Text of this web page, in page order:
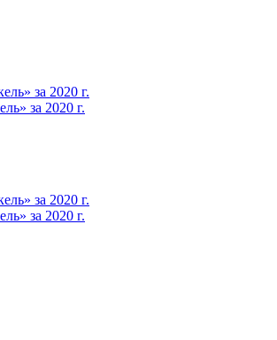
за 2020 г.
за 2020 г.
за 2020 г.
за 2020 г.